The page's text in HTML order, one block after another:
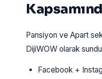
Pansiyon ve Apart
DijiWOW olarak
Facebook +